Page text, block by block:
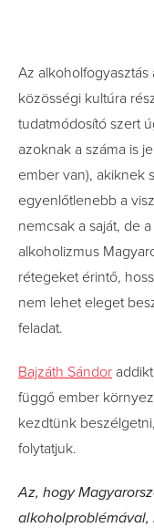
Az
közösségi kultúra
tudatmódosító szert
azoknak a száma is
ember van), akiknek
egyenlőtlenebb a
nemcsak a saját, de
alkoholizmus
rétegeket érintő,
nem lehet eleget
feladat.
Bajzáth Sándor
függő ember
kezdtünk
folytatjuk.
Az, hogy